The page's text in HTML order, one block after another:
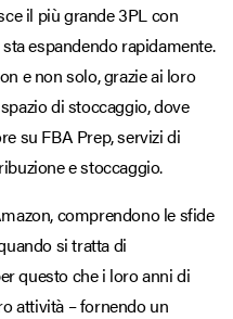
il più grande 3PL con
espandendo rapidamente.
e non solo, grazie ai loro
di stoccaggio, dove
su FBA Prep, servizi di
e stoccaggio.
comprendono le sfide
si tratta di
questo che i loro anni di
attività – fornendo un